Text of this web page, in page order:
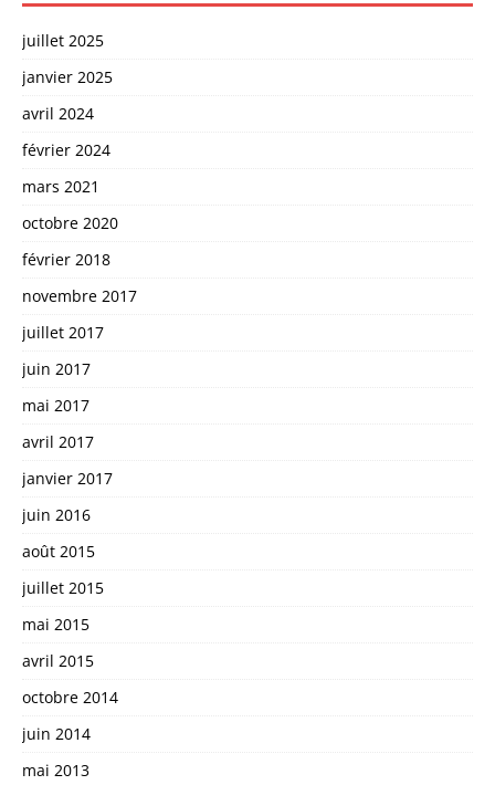
juillet 2025
janvier 2025
avril 2024
février 2024
mars 2021
octobre 2020
février 2018
novembre 2017
juillet 2017
juin 2017
mai 2017
avril 2017
janvier 2017
juin 2016
août 2015
juillet 2015
mai 2015
avril 2015
octobre 2014
juin 2014
mai 2013